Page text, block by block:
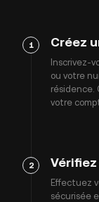
1 Créez
Inscrivez-
ou votre
résidence.
votre
2
Effectuez
sécurisée